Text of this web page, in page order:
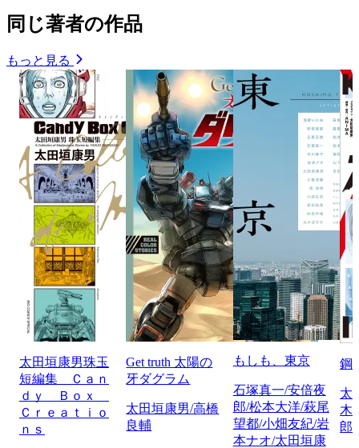
同じ著者の作品
もっと見る
太田垣康男珠玉
短編集 Ｃａｎ
ｄｙ Ｂｏｘ
Ｃｒｅａｔｉｏ
ｎｓ
Get truth 太陽の
牙ダグラム
太田垣康男/高橋
良輔
もしも、東京
石塚真一/安倍夜
郎/松本大洋/萩尾
望都/小畑友紀/岩
本ナオ/太田垣康
鋼
太
木
郎/